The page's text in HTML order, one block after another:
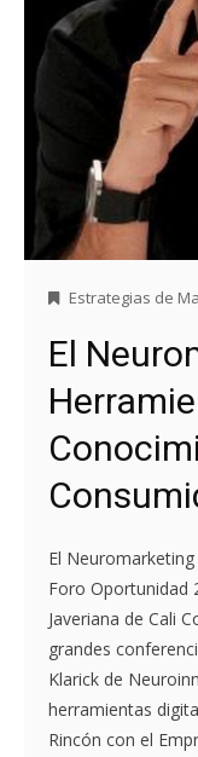
Estrategias de
El
El
Foro Oportunidad
Javeriana de Cali
grandes
Klarick de
herramientas
Rincón con el